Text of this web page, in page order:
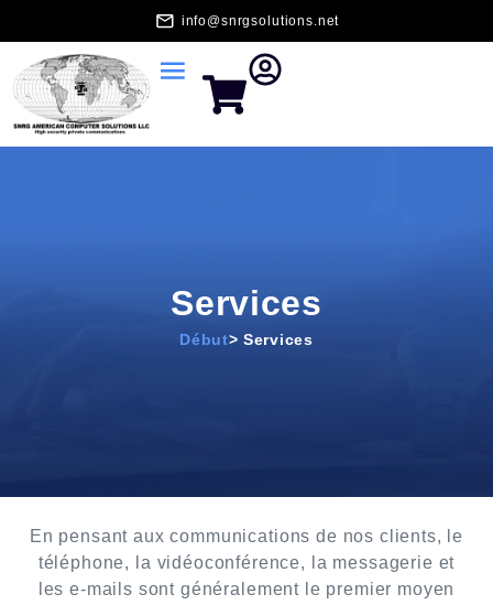
info@snrgsolutions.net
Services
Début> Services
En pensant aux communications de nos clients, le
téléphone, la vidéoconférence, la messagerie et
les e-mails sont généralement le premier moyen